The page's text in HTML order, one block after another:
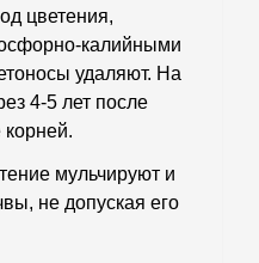
цветения,
калийными
удаляют. На
4-5 лет после
корней.
мульчируют и
не допуская его